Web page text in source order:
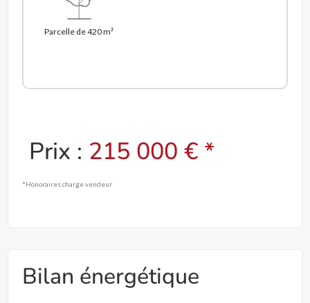
Parcelle de 420 m²
Prix : 215 000 € *
*Honoraires charge vendeur
Bilan énergétique